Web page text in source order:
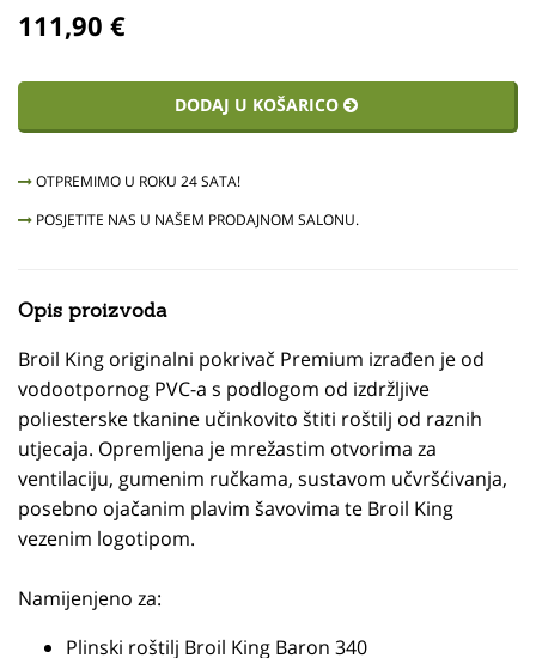
111,90 €
DODAJ U KOŠARICO
OTPREMIMO U ROKU 24 SATA!
POSJETITE NAS U NAŠEM PRODAJNOM SALONU.
Opis proizvoda
Broil King originalni pokrivač Premium izrađen je od
vodootpornog PVC-a s podlogom od izdržljive
poliesterske tkanine učinkovito štiti roštilj od raznih
utjecaja. Opremljena je mrežastim otvorima za
ventilaciju, gumenim ručkama, sustavom učvršćivanja,
posebno ojačanim plavim šavovima te Broil King
vezenim logotipom.
Namijenjeno za:
Plinski roštilj Broil King Baron 340